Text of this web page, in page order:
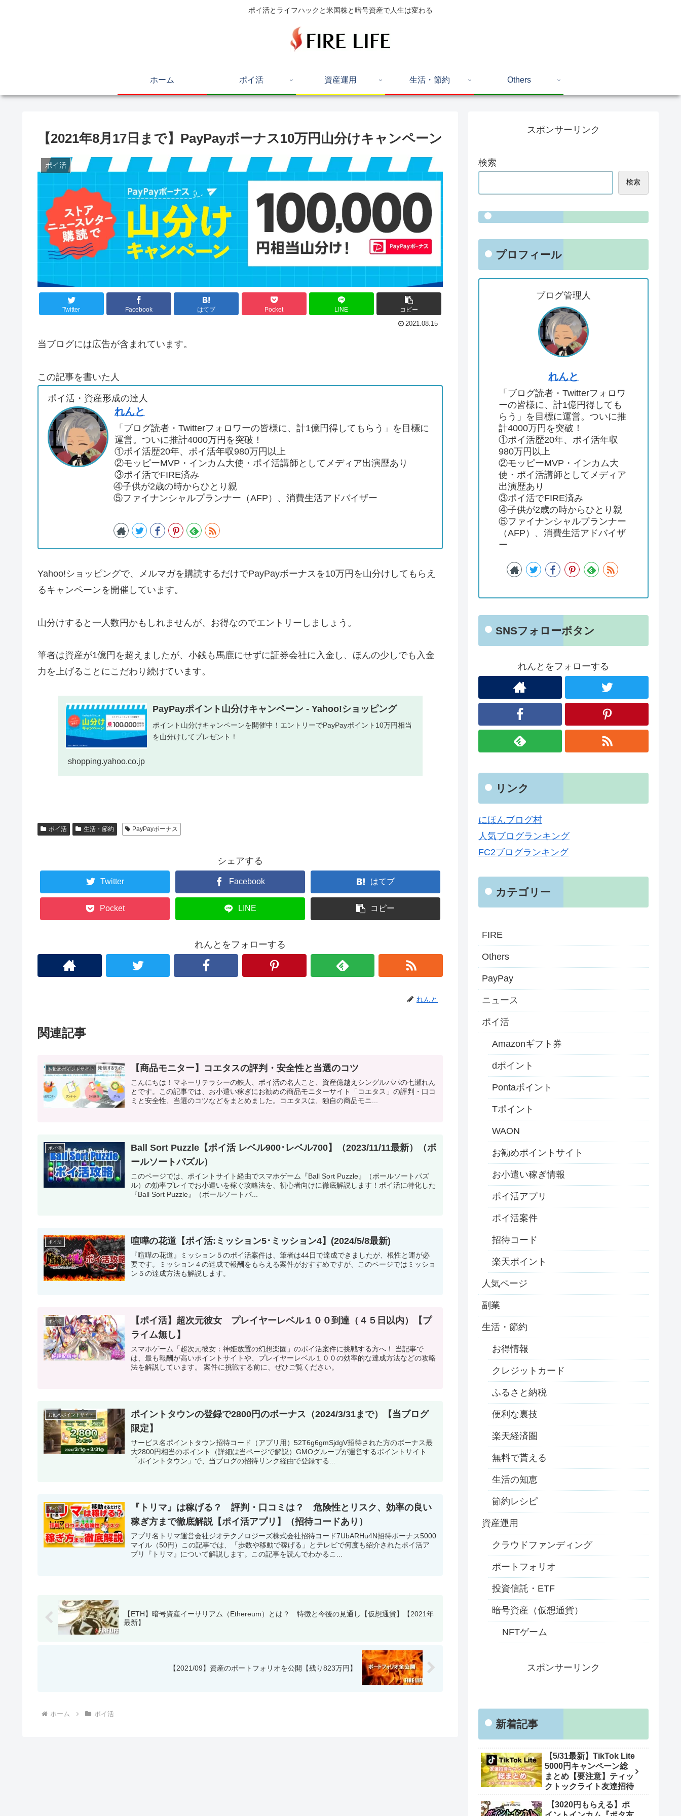
ポイ活とライフハックと米国株と暗号資産で人生は変わる
ホーム ポイ活 資産運用 生活・節約 Others
【2021年8月17日まで】PayPayボーナス10万円山分けキャンペーン
ポイ活
Twitter Facebook はてブ Pocket LINE コピー
2021.08.15
当ブログには広告が含まれています。
この記事を書いた人
ポイ活・資産形成の達人
れんと
「ブログ読者・Twitterフォロワーの皆様に、計1億円得してもらう」を目標に
運営。ついに推計4000万円を突破！
①ポイ活歴20年、ポイ活年収980万円以上
②モッピーMVP・インカム大使・ポイ活講師としてメディア出演歴あり
③ポイ活でFIRE済み
④子供が2歳の時からひとり親
⑤ファイナンシャルプランナー（AFP）、消費生活アドバイザー
Yahoo!ショッピングで、メルマガを購読するだけでPayPayボーナスを10万円を山分けしてもらえ
るキャンペーンを開催しています。
山分けすると一人数円かもしれませんが、お得なのでエントリーしましょう。
筆者は資産が1億円を超えましたが、小銭も馬鹿にせずに証券会社に入金し、ほんの少しでも入金
力を上げることにこだわり続けています。
PayPayポイント山分けキャンペーン - Yahoo!ショッピング
ポイント山分けキャンペーンを開催中！エントリーでPayPayポイント10万円相当
を山分けしてプレゼント！
shopping.yahoo.co.jp
ポイ活 生活・節約 PayPayボーナス
シェアする
Twitter Facebook はてブ
Pocket LINE コピー
れんとをフォローする
れんと
関連記事
お勧めポイントサイト 【商品モニター】コエタスの評判・安全性と当選のコツ
こんにちは！マネーリテラシーの鉄人、ポイ活の名人こと、資産億越えシングルパパの七瀬れん
とです。この記事では、お小遣い稼ぎにお勧めの商品モニターサイト「コエタス」の評判・口コ
ミと安全性、当選のコツなどをまとめました。コエタスは、独自の商品モニ...
ポイ活
Ball Sort Puzzle【ポイ活 レベル900･レベル700】（2023/11/11最新）（ボ
ールソートパズル）
このページでは、ポイントサイト経由でスマホゲーム『Ball Sort Puzzle』（ボールソートパズ
ル）の効率プレイでお小遣いを稼ぐ攻略法を、初心者向けに徹底解説します！ポイ活に特化した
『Ball Sort Puzzle』（ボールソートパ...
ポイ活 喧嘩の花道【ポイ活:ミッション5･ミッション4】(2024/5/8最新)
『喧嘩の花道』ミッション５のポイ活案件は、筆者は44日で達成できましたが、根性と運が必
要です。ミッション４の達成で報酬をもらえる案件がおすすめですが、このページではミッショ
ン５の達成方法も解説します。
ポイ活
【ポイ活】超次元彼女 プレイヤーレベル１００到達（４５日以内）【プ
ライム無し】
スマホゲーム「超次元彼女：神姫放置の幻想楽園」のポイ活案件に挑戦する方へ！ 当記事で
は、最も報酬が高いポイントサイトや、プレイヤーレベル１００の効率的な達成方法などの攻略
法を解説しています。 案件に挑戦する前に、ぜひご覧ください。
お勧めポイントサイト
ポイントタウンの登録で2800円のボーナス（2024/3/31まで）【当ブログ
限定】
サービス名ポイントタウン招待コード（アプリ用）52T6g6gmSjdgV招待された方のボーナス最
大2800円相当のポイント（詳細は当ページで解説）GMOグループが運営するポイントサイト
「ポイントタウン」で、当ブログの招待リンク経由で登録する...
ポイ活
『トリマ』は稼げる？ 評判・口コミは？ 危険性とリスク、効率の良い
稼ぎ方まで徹底解説【ポイ活アプリ】（招待コードあり）
アプリ名トリマ運営会社ジオテクノロジーズ株式会社招待コード7UbARHu4N招待ボーナス5000
マイル（50円）この記事では、「歩数や移動で稼げる」とテレビで何度も紹介されたポイ活ア
プリ『トリマ』について解説します。この記事を読んでわかるこ...
【ETH】暗号資産イーサリアム（Ethereum）とは？ 特徴と今後の見通し【仮想通貨】【2021年
最新】
【2021/09】資産のポートフォリオを公開【残り823万円】
ホーム ポイ活
スポンサーリンク
検索
検索
プロフィール
ブログ管理人
れんと
「ブログ読者・Twitterフォロワ
ーの皆様に、計1億円得しても
らう」を目標に運営。ついに推
計4000万円を突破！
①ポイ活歴20年、ポイ活年収
980万円以上
②モッピーMVP・インカム大
使・ポイ活講師としてメディア
出演歴あり
③ポイ活でFIRE済み
④子供が2歳の時からひとり親
⑤ファイナンシャルプランナー
（AFP）、消費生活アドバイザ
ー
SNSフォローボタン
れんとをフォローする
リンク
にほんブログ村
人気ブログランキング
FC2ブログランキング
カテゴリー
FIRE
Others
PayPay
ニュース
ポイ活
Amazonギフト券
dポイント
Pontaポイント
Tポイント
WAON
お勧めポイントサイト
お小遣い稼ぎ情報
ポイ活アプリ
ポイ活案件
招待コード
楽天ポイント
人気ページ
副業
生活・節約
お得情報
クレジットカード
ふるさと納税
便利な裏技
楽天経済圏
無料で貰える
生活の知恵
節約レシピ
資産運用
クラウドファンディング
ポートフォリオ
投資信託・ETF
暗号資産（仮想通貨）
NFTゲーム
スポンサーリンク
新着記事
【5/31最新】TikTok Lite
5000円キャンペーン総
まとめ【要注意】ティッ
クトックライト友達招待
【3020円もらえる】ポ